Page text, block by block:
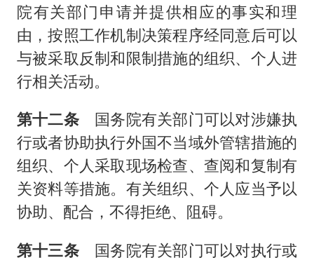
院有关部门申请并提供相应的事实和理
由，按照工作机制决策程序经同意后可以
与被采取反制和限制措施的组织、个人进
行相关活动。
第十二条国务院有关部门可以对涉嫌执
行或者协助执行外国不当域外管辖措施的
组织、个人采取现场检查、查阅和复制有
关资料等措施。有关组织、个人应当予以
协助、配合，不得拒绝、阻碍。
第十三条国务院有关部门可以对执行或